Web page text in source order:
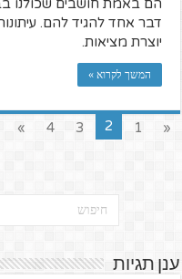
הם באמת חושבים שכולנו
דבר אחד להגיד להם.
יוצרת מציאות.
המשך לקרוא »
«
1
2
3
4
»
ענן תגיות